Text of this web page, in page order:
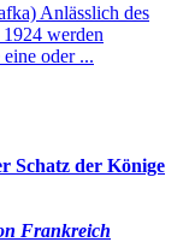
Anlässlich des
werden
oder ...
Frankreich